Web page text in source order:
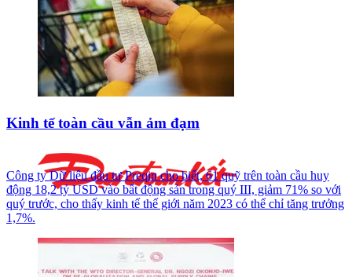
Kinh tế toàn cầu vẫn ảm đạm
Công ty Dữ liệu đầu tư Preqin cho biết, 61 quỹ trên toàn cầu huy
động 18,2 tỷ USD vào bất động sản trong quý III, giảm 71% so với
quý trước, cho thấy kinh tế thế giới năm 2023 có thể chỉ tăng trưởng
1,7%.